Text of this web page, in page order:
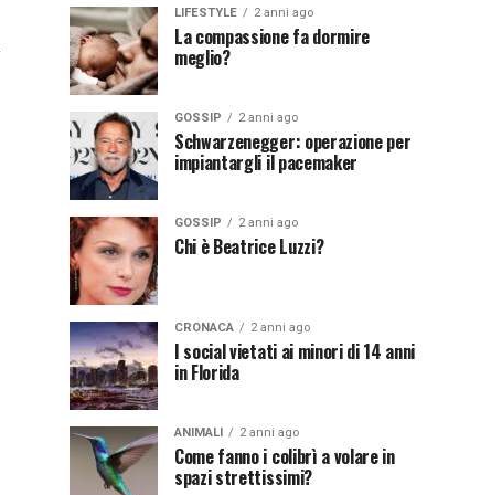
LIFESTYLE 2 anni ago
La compassione fa dormire
meglio?
GOSSIP 2 anni ago
Schwarzenegger: operazione per
impiantargli il pacemaker
GOSSIP 2 anni ago
Chi è Beatrice Luzzi?
CRONACA 2 anni ago
I social vietati ai minori di 14 anni
in Florida
ANIMALI 2 anni ago
Come fanno i colibrì a volare in
spazi strettissimi?